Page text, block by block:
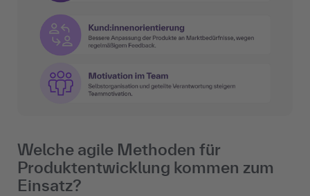
Welche agile Methoden für
Produktentwicklung kommen zum
Einsatz?